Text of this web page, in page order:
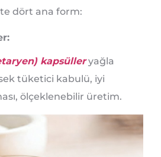
dört ana form:
kapsülleryağla
tüketici kabulü, iyi
ölçeklenebilir üretim.